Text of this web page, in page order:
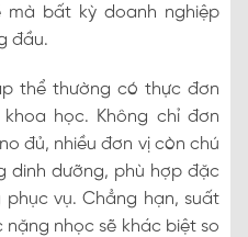
bất kỳ doanh nghiệp
đầu.
thể thường có thực đơn
học. Không chỉ đơn
đủ, nhiều đơn vị còn chú
dinh dưỡng, phù hợp đặc
vụ. Chẳng hạn, suất
nhọc sẽ khác biệt so